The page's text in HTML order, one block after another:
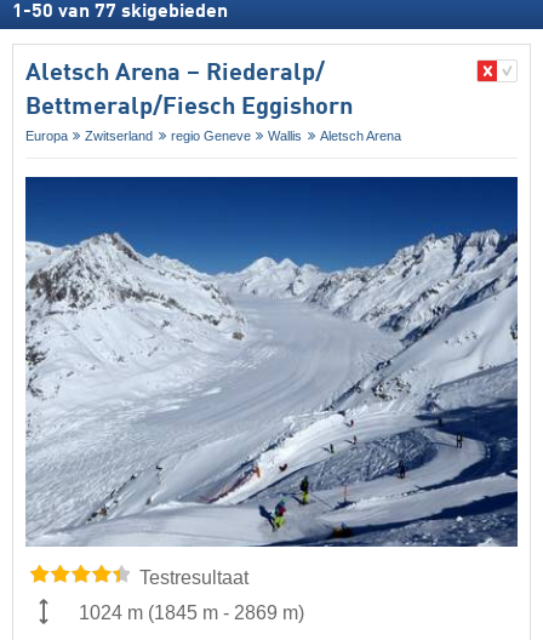
1 -50 van 77 skigebieden
Aletsch Arena – Riederalp/​
Bettmeralp/​Fiesch Eggishorn
Europa Zwitserland regio Geneve Wallis Aletsch Arena
Testresultaat
1024 m (1845 m - 2869 m)